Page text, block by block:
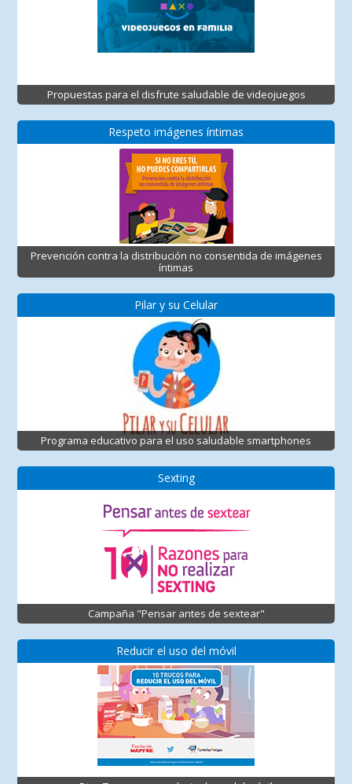
Propuestas para el disfrute saludable de videojuegos
Respeto imágenes íntimas
Prevención contra la distribución no consentida de imágenes
íntimas
Pilar y su Celular
Programa educativo para el uso saludable smartphones
Sexting
Campaña "Pensar antes de sextear"
Reducir el uso del móvil